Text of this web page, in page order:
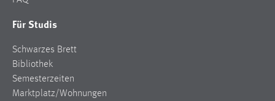
Für Studis
Schwarzes Brett
Bibliothek
Semesterzeiten
Marktplatz/Wohnungen